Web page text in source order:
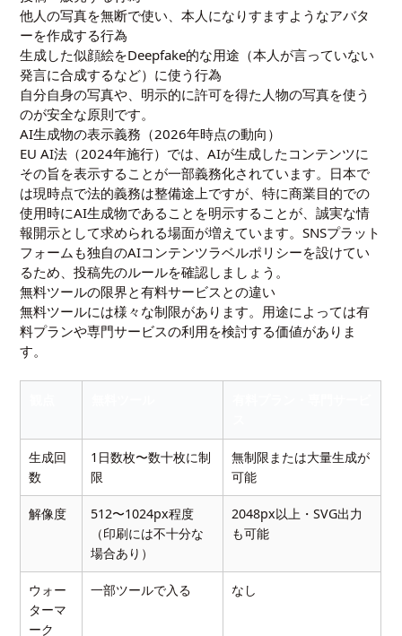
他人の写真を無断で使い、本人になりすますようなアバタ
ーを作成する行為
生成した似顔絵をDeepfake的な用途（本人が言っていない
発言に合成するなど）に使う行為
自分自身の写真や、明示的に許可を得た人物の写真を使う
のが安全な原則です。
AI生成物の表示義務（2026年時点の動向）
EU AI法（2024年施行）では、AIが生成したコンテンツに
その旨を表示することが一部義務化されています。日本で
は現時点で法的義務は整備途上ですが、特に商業目的での
使用時にAI生成物であることを明示することが、誠実な情
報開示として求められる場面が増えています。SNSプラット
フォームも独自のAIコンテンツラベルポリシーを設けてい
るため、投稿先のルールを確認しましょう。
無料ツールの限界と有料サービスとの違い
無料ツールには様々な制限があります。用途によっては有
料プランや専門サービスの利用を検討する価値がありま
す。
生成回
数
1日数枚〜数十枚に制
限
無制限または大量生成が
可能
解像度
512〜1024px程度
（印刷には不十分な
場合あり）
2048px以上・SVG出力
も可能
ウォー
ターマ
ーク
一部ツールで入る なし